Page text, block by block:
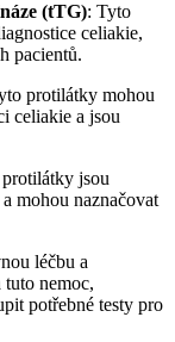
(tTG): Tyto
celiakie,‌
pacientů.
protilátky mohou
celiakie a jsou
jsou
mohou ​naznačovat
léčbu a
​nemoc,
potřebné ‍testy pro